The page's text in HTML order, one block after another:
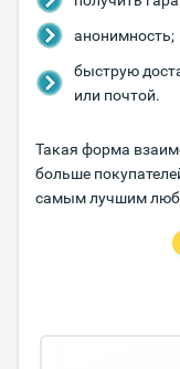
анонимность;
быструю
или почтой.
Такая форма
больше
самым лучшим